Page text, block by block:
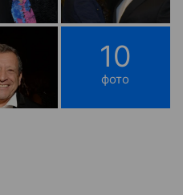
10
фото